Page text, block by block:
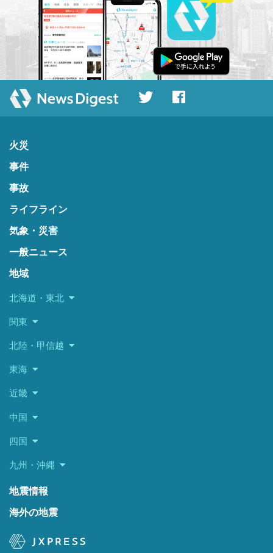
火災
事件
事故
ライフライン
気象・災害
一般ニュース
地域
北海道・東北
関東
北陸・甲信越
東海
近畿
中国
四国
九州・沖縄
地震情報
海外の地震